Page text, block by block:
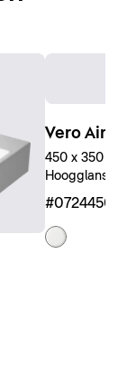
Vero Air
450 x 350
Hoogglans